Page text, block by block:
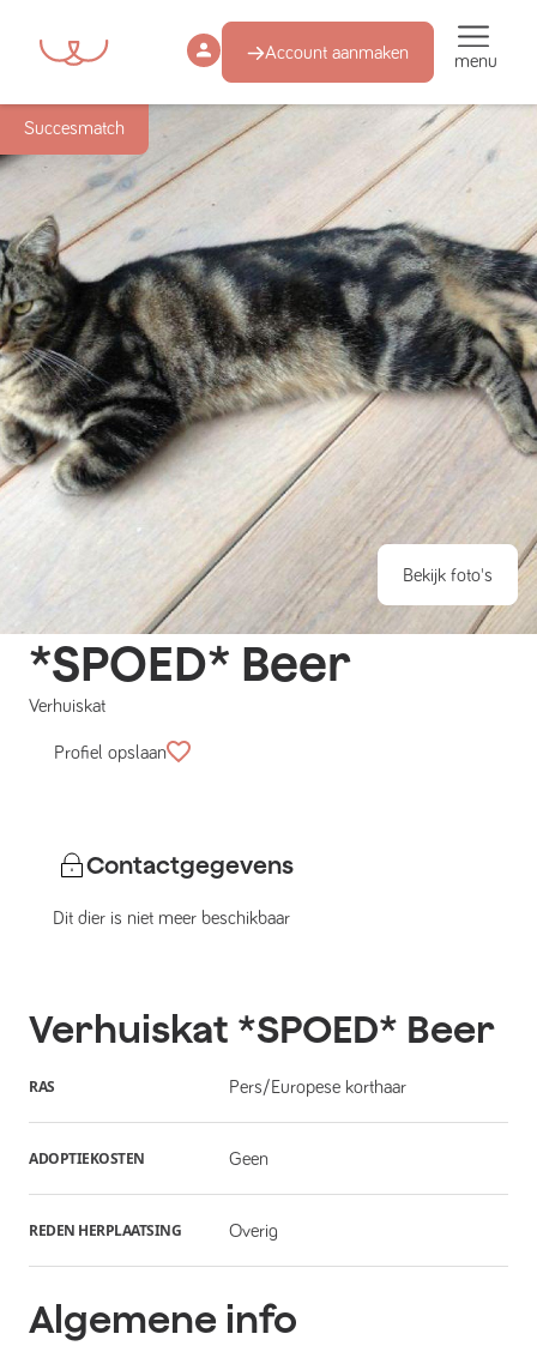
Account aanmaken menu
Succesmatch
Bekijk foto's
*SPOED* Beer
Verhuiskat
Profiel opslaan
Contactgegevens
Dit dier is niet meer beschikbaar
Verhuiskat *SPOED* Beer
RAS Pers/Europese korthaar
ADOPTIEKOSTEN Geen
REDEN HERPLAATSING Overig
Algemene info